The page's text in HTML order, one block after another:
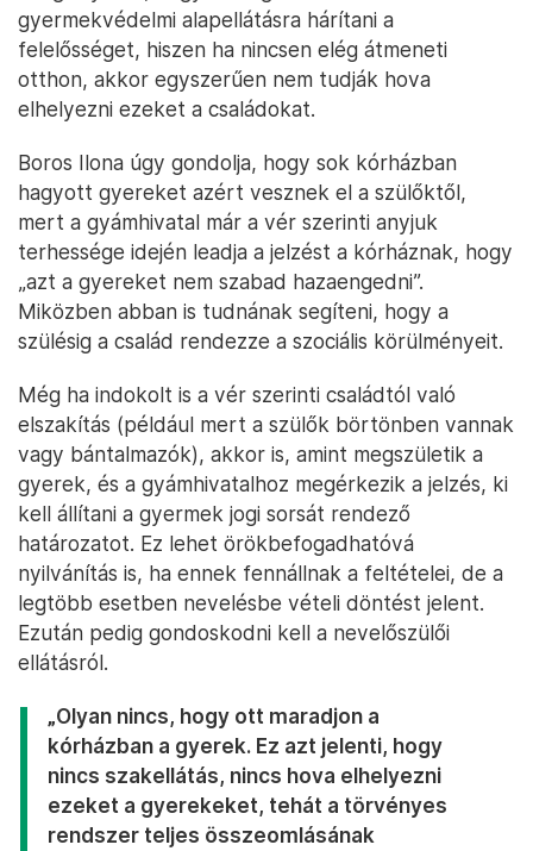
gyermekvédelmi alapellátásra hárítani a
felelősséget, hiszen ha nincsen elég átmeneti
otthon, akkor egyszerűen nem tudják hova
elhelyezni ezeket a családokat.
Boros Ilona úgy gondolja, hogy sok kórházban
hagyott gyereket azért vesznek el a szülőktől,
mert a gyámhivatal már a vér szerinti anyjuk
terhessége idején leadja a jelzést a kórháznak, hogy
„azt a gyereket nem szabad hazaengedni”.
Miközben abban is tudnának segíteni, hogy a
szülésig a család rendezze a szociális körülményeit.
Még ha indokolt is a vér szerinti családtól való
elszakítás (például mert a szülők börtönben vannak
vagy bántalmazók), akkor is, amint megszületik a
gyerek, és a gyámhivatalhoz megérkezik a jelzés, ki
kell állítani a gyermek jogi sorsát rendező
határozatot. Ez lehet örökbefogadhatóvá
nyilvánítás is, ha ennek fennállnak a feltételei, de a
legtöbb esetben nevelésbe vételi döntést jelent.
Ezután pedig gondoskodni kell a nevelőszülői
ellátásról.
„Olyan nincs, hogy ott maradjon a
kórházban a gyerek. Ez azt jelenti, hogy
nincs szakellátás, nincs hova elhelyezni
ezeket a gyerekeket, tehát a törvényes
rendszer teljes összeomlásának